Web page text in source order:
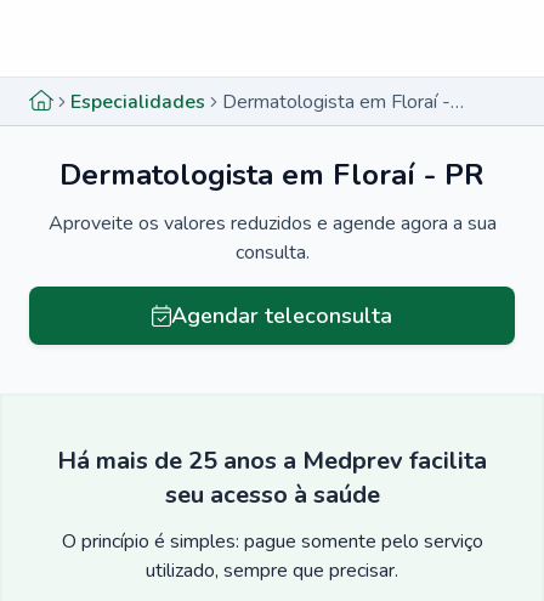
Especialidades Dermatologista em Floraí - PR
Dermatologista em Floraí - PR
Aproveite os valores reduzidos e agende agora a sua
consulta.
Agendar teleconsulta
Há mais de 25 anos a Medprev facilita
seu acesso à saúde
O princípio é simples: pague somente pelo serviço
utilizado, sempre que precisar.